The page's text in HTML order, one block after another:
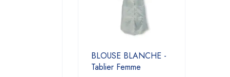
BLOUSE BLANCHE -
Tablier Femme